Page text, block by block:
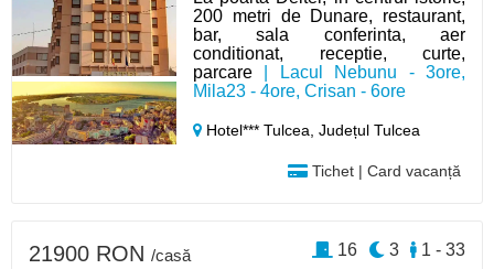
200 metri de Dunare, restaurant,
bar, sala conferinta, aer
conditionat, receptie, curte,
parcare | Lacul Nebunu - 3ore,
Mila23 - 4ore, Crisan - 6ore
Hotel*** Tulcea,Județul Tulcea
Tichet | Card vacanță
21900 RON /casă 1 - 33
3
16